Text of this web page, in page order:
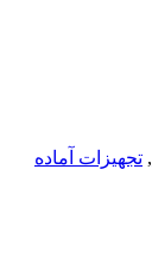
, تجهیزات آماده